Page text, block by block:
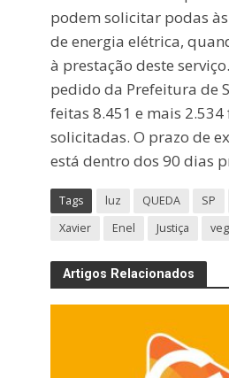
podem solicitar podas
de energia elétrica,
à prestação deste
pedido da Prefeitura de
feitas 8.451 e mais
solicitadas. O prazo de
está dentro dos 90 dias
Tags luz QUEDA SP
Xavier
Enel Justiça
Artigos Relacionados